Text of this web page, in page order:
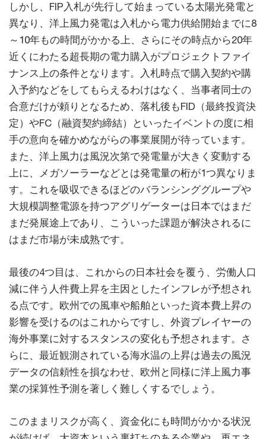
しかし、FIP入札が先行して始まっている太陽光発電と
異なり、洋上風力発電は入札から電力供給開始までに8
～10年もの時間がかかる上、さらにその時点から20年
近くにわたる超長期の電力購入がプロジェクトファイ
ナンス上の条件となります。入札時点で購入契約や購
入予約などをしてもらえるわけはなく、当事者同士の
合意だけが頼りとなるため、落札後もFID（最終投資決
定）やFC（融資契約締結）といったイベントの度に相
手の意向を確かめながらの事業展開が待っています。
また、洋上風力は風況次第で発電量が大きく変動する
上に、メガソーラーなどとは発電量の桁が1つ異なりま
す。これを吸収できるほどのバランシンググループや
大規模調整電源を持つアグリゲーターは日本ではまだ
まだ発展途上であり、こういった課題が解決されるに
はまだ市場が未成熟です。
最後の4つ目は、これからの日本社会を覆う、労働人口
減に伴う人件費上昇を主因としたインフレが予想され
る点です。欧州での風車や船舶といった資本費上昇の
影響を受けるのはこれからですし、外資プレイヤーの
海外事業に対するスタンスの変化も予想されます。さ
らに、最近観測されている海水温の上昇は過去の風況
データの信頼性を損なわせ、欧州と同様に洋上風力事
業の採算性予測を著しく難しくするでしょう。
このままリスクが高く、資金化にも時間がかかる状況